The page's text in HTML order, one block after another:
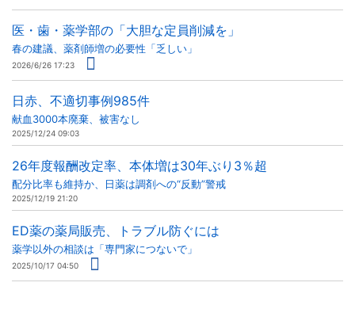
医・歯・薬学部の「大胆な定員削減を」
春の建議、薬剤師増の必要性「乏しい」
2026/6/26 17:23
日赤、不適切事例985件
献血3000本廃棄、被害なし
2025/12/24 09:03
26年度報酬改定率、本体増は30年ぶり3％超
配分比率も維持か、日薬は調剤への“反動”警戒
2025/12/19 21:20
ED薬の薬局販売、トラブル防ぐには
薬学以外の相談は「専門家につないで」
2025/10/17 04:50